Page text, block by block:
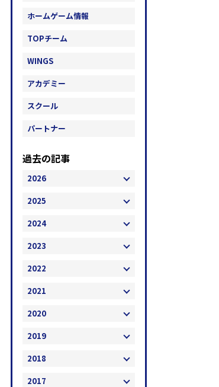
ホームゲーム情報
TOPチーム
WINGS
アカデミー
スクール
パートナー
過去の記事
2026
2025
2024
2023
2022
2021
2020
2019
2018
2017